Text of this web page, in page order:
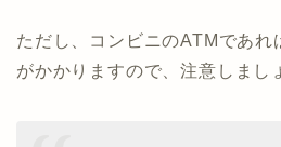
ただし、コンビニのATMであれ
がかかりますので、注意しまし